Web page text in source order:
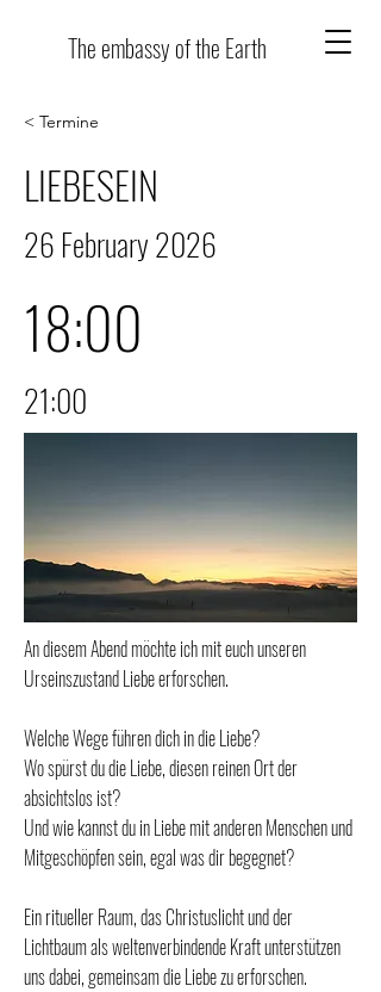
The embassy of the Earth
< Termine
LIEBESEIN
26 February 2026
18:00
21:00
An diesem Abend möchte ich mit euch unseren
Urseinszustand Liebe erforschen.
Welche Wege führen dich in die Liebe?
Wo spürst du die Liebe, diesen reinen Ort der
absichtslos ist?
Und wie kannst du in Liebe mit anderen Menschen und
Mitgeschöpfen sein, egal was dir begegnet?
Ein ritueller Raum, das Christuslicht und der
Lichtbaum als weltenverbindende Kraft unterstützen
uns dabei, gemeinsam die Liebe zu erforschen.